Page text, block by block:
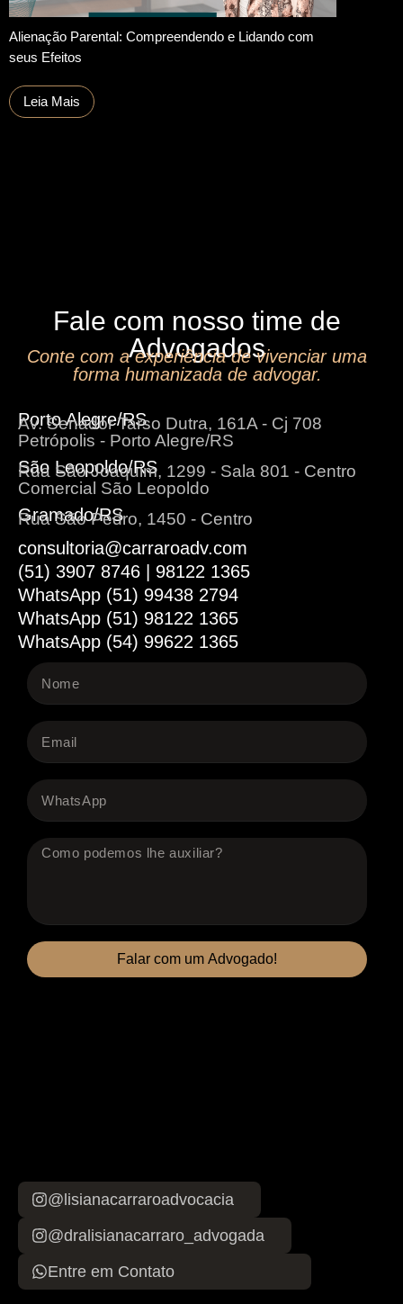
Alienação Parental: Compreendendo e Lidando com
seus Efeitos
Leia Mais
Fale com nosso time de
Advogados
Conte com a experiência de vivenciar uma
forma humanizada de advogar.
Porto Alegre/RS
Av. Senador Tarso Dutra, 161A - Cj 708
Petrópolis - Porto Alegre/RS
São Leopoldo/RS
Rua São Joaquim, 1299 - Sala 801 - Centro
Comercial São Leopoldo
Gramado/RS
Rua São Pedro, 1450 - Centro
consultoria@carraroadv.com
(51) 3907 8746 | 98122 1365
WhatsApp (51) 99438 2794
WhatsApp (51) 98122 1365
WhatsApp (54) 99622 1365
Falar com um Advogado!
@lisianacarraroadvocacia
@dralisianacarraro_advogada
Entre em Contato